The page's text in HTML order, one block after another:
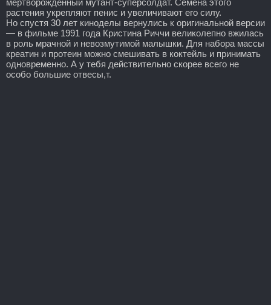
растения укрепляют пенис и увеличивают его силу.
Но спустя 30 лет киноделы вернулись к оригинальной версии
— в фильме 1991 года Кристина Риччи великолепно вжилась
в роль мрачной и невозмутимой малышки. Для набора массы
креатин и протеин можно смешивать в коктейль и принимать
одновременно. А у тебя действительно скорее всего не
особо большие отвесы,т.